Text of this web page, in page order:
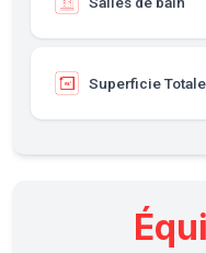
Superficie Totale